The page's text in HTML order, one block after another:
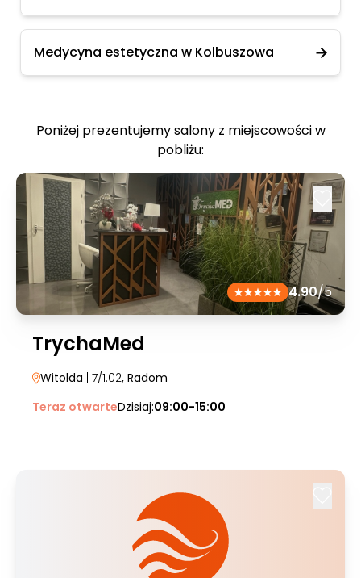
Medycyna estetyczna w Kolbuszowa
Poniżej prezentujemy salony z miejscowości w
pobliżu:
4.90/5
TrychaMed
Witolda | 7/1.02, Radom
Teraz otwarteDzisiaj:09:00-15:00